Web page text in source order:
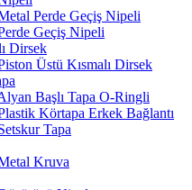
Perde Geçiş Nipeli
Geçiş Nipeli
Dirsek
Üstü Kısmalı Dirsek
Başlı Tapa O-Ringli
Körtapa Erkek Bağlantı
Tapa
Kruva